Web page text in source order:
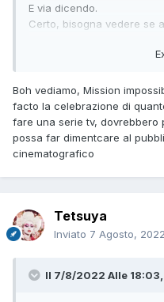
E via dicendo.
Certo, bisogna vedere se
Boh vediamo, Mission
facto la celebrazione di
fare una serie tv, dovrebbero
possa far dimentcare al
cinematografico
Tetsuya
Inviato 7 Agosto, 2022
Il 7/8/2022 Alle 18:03,